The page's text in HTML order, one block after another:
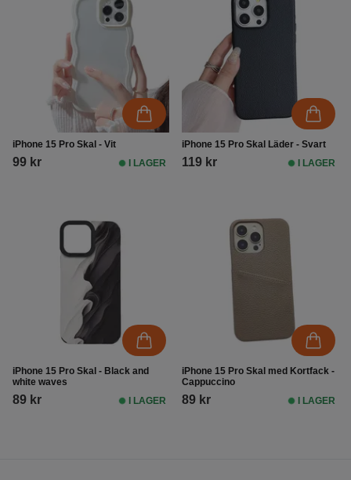
iPhone 15 Pro Skal - Vit
99 kr I LAGER
iPhone 15 Pro Skal Läder - Svart
119 kr I LAGER
iPhone 15 Pro Skal - Black and
white waves
89 kr I LAGER
iPhone 15 Pro Skal med Kortfack -
Cappuccino
89 kr I LAGER